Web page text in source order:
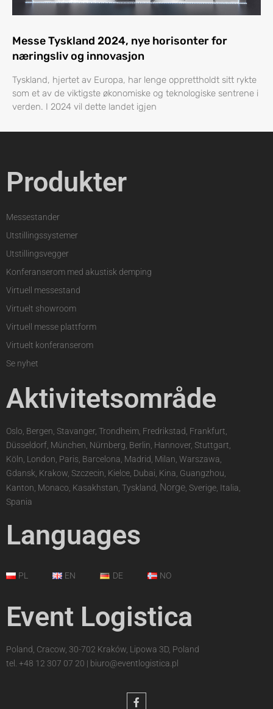
Messe Tyskland 2024, nye horisonter for
næringsliv og innovasjon
Tyskland, hjertet av Europa, har lenge opprettholdt sitt rykte
som et av de viktigste økonomiske og teknologiske sentrene i
verden. I 2024 vil dette landet igjen
Produkter
Messestander
Utstillingssystemer
Utstillingsvegger
Konferanserom med akustisk demping
Virtuell messestand
Virtuelt showroom
Virtuell messe plattform
Virtuelt konferanserom
Se nyhet
Aktivitetsområde
Oslo, Bergen, Stavanger, Trondheim, Fredrikstad, Frankfurt,
Düsseldorf, München, Nürnberg, Berlin, Hannover, Stuttgart,
Köln, London, Paris, Barcelona, Madrid, Milan, Warszawa,
Gdansk, Krakow, Szczecin, Kielce, Dubai, Kina, Guangzhou,
Kanton, Monaco, Kasakhstan, Tyskland, Norge , Sverige, Italia,
Spania
Languages
PL EN DE NO
Event Logistica
Poland, Cracow, 30-702 Kraków, Lipowa 3D, Poland
tel. +48 12 307 07 20 | biuro@eventlogistica.pl